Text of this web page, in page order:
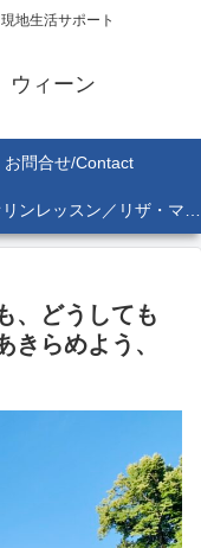
地生活サポート
ウィーン
お問合せ/Contact
ヴァイオリンレッスン／リザ・マリア Lisa-Maria SEKINE
、どうしても
きらめよう、